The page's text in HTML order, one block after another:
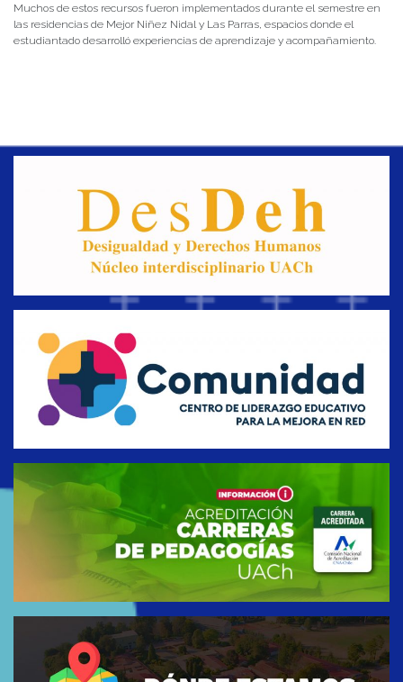
Muchos de estos recursos fueron implementados durante el semestre en
las residencias de Mejor Niñez Nidal y Las Parras, espacios donde el
estudiantado desarrolló experiencias de aprendizaje y acompañamiento.